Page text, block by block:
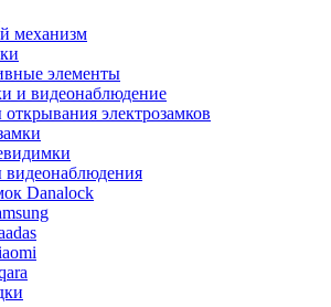
механизм
элементы
и видеонаблюдение
электрозамков
Danalock